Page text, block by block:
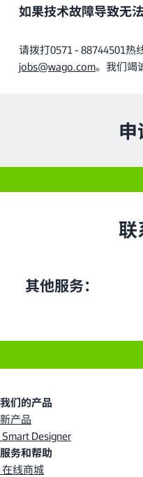
如果技术故障导致无
请拨打0571 - 88744501
jobs@wago.com。我们竭
联
其他服务：
我们的产品
新产品
Smart Designer
服务和帮助
在线商城